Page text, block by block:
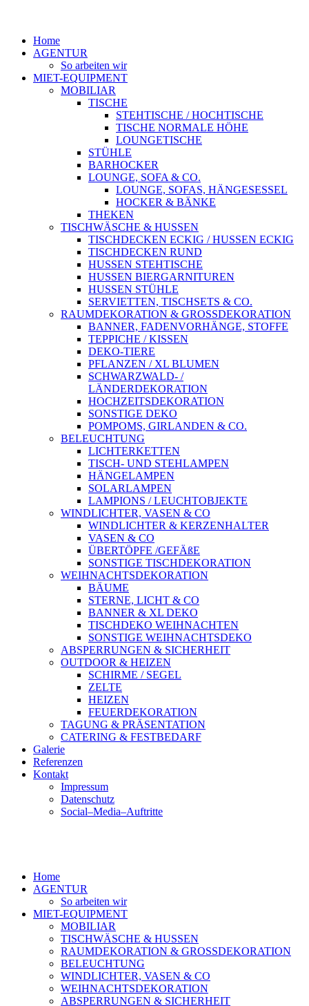
Home
AGENTUR
So arbeiten wir
MIET-EQUIPMENT
MOBILIAR
TISCHE
STEHTISCHE / HOCHTISCHE
TISCHE NORMALE HÖHE
LOUNGETISCHE
STÜHLE
BARHOCKER
LOUNGE, SOFA & CO.
LOUNGE, SOFAS, HÄNGESESSEL
HOCKER & BÄNKE
THEKEN
TISCHWÄSCHE & HUSSEN
TISCHDECKEN ECKIG / HUSSEN ECKIG
TISCHDECKEN RUND
HUSSEN STEHTISCHE
HUSSEN BIERGARNITUREN
HUSSEN STÜHLE
SERVIETTEN, TISCHSETS & CO.
RAUMDEKORATION & GROSSDEKORATION
BANNER, FADENVORHÄNGE, STOFFE
TEPPICHE / KISSEN
DEKO-TIERE
PFLANZEN / XL BLUMEN
SCHWARZWALD- /
LÄNDERDEKORATION
HOCHZEITSDEKORATION
SONSTIGE DEKO
POMPOMS, GIRLANDEN & CO.
BELEUCHTUNG
LICHTERKETTEN
TISCH- UND STEHLAMPEN
HÄNGELAMPEN
SOLARLAMPEN
LAMPIONS / LEUCHTOBJEKTE
WINDLICHTER, VASEN & CO
WINDLICHTER & KERZENHALTER
VASEN & CO
ÜBERTÖPFE /GEFÄßE
SONSTIGE TISCHDEKORATION
WEIHNACHTSDEKORATION
BÄUME
STERNE, LICHT & CO
BANNER & XL DEKO
TISCHDEKO WEIHNACHTEN
SONSTIGE WEIHNACHTSDEKO
ABSPERRUNGEN & SICHERHEIT
OUTDOOR & HEIZEN
SCHIRME / SEGEL
ZELTE
HEIZEN
FEUERDEKORATION
TAGUNG & PRÄSENTATION
CATERING & FESTBEDARF
Galerie
Referenzen
Kontakt
Impressum
Datenschutz
Social–Media–Auftritte
Home
AGENTUR
So arbeiten wir
MIET-EQUIPMENT
MOBILIAR
TISCHWÄSCHE & HUSSEN
RAUMDEKORATION & GROSSDEKORATION
BELEUCHTUNG
WINDLICHTER, VASEN & CO
WEIHNACHTSDEKORATION
ABSPERRUNGEN & SICHERHEIT